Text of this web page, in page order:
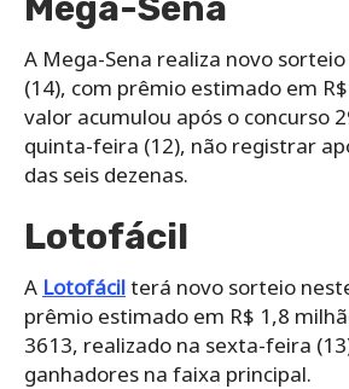
A Mega-Sena realiza novo
(14), com prêmio estimado em
valor acumulou após o concurso
quinta-feira (12), não registrar
das seis dezenas.
Lotofácil
A Lotofácilterá novo sorteio
prêmio estimado em R$ 1,8
3613, realizado na sexta-feira
ganhadores na faixa principal.